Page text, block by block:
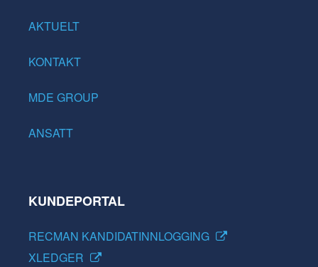
AKTUELT
KONTAKT
MDE GROUP
ANSATT
KUNDEPORTAL
RECMAN KANDIDATINNLOGGING
XLEDGER